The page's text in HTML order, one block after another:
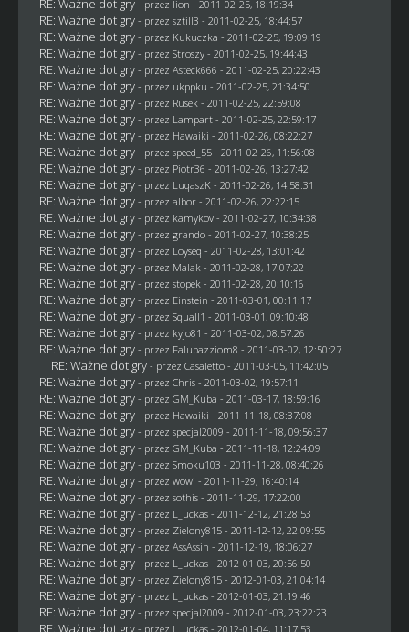
RE: Ważne dot gry - przez lion - 2011-02-25, 18:19:34
RE: Ważne dot gry - przez sztill3 - 2011-02-25, 18:44:57
RE: Ważne dot gry - przez Kukuczka - 2011-02-25, 19:09:19
RE: Ważne dot gry - przez Stroszy- 2011-02-25, 19:44:43
RE: Ważne dot gry - przez Asteck666 - 2011-02-25, 20:22:43
RE: Ważne dot gry - przez ukppku - 2011-02-25, 21:34:50
RE: Ważne dot gry - przez Rusek - 2011-02-25, 22:59:08
RE: Ważne dot gry - przez Lampart- 2011-02-25, 22:59:17
RE: Ważne dot gry - przez Hawaiki - 2011-02-26, 08:22:27
RE: Ważne dot gry - przez speed_55 - 2011-02-26, 11:56:08
RE: Ważne dot gry - przez Piotr36 - 2011-02-26, 13:27:42
RE: Ważne dot gry - przez LuqaszK - 2011-02-26, 14:58:31
RE: Ważne dot gry - przez albor - 2011-02-26, 22:22:15
RE: Ważne dot gry - przez kamykov- 2011-02-27, 10:34:38
RE: Ważne dot gry - przez grando- 2011-02-27, 10:38:25
RE: Ważne dot gry - przez Loyseq - 2011-02-28, 13:01:42
RE: Ważne dot gry - przez Malak - 2011-02-28, 17:07:22
RE: Ważne dot gry - przez stopek - 2011-02-28, 20:10:16
RE: Ważne dot gry - przez Einstein - 2011-03-01, 00:11:17
RE: Ważne dot gry - przez Squall1 - 2011-03-01, 09:10:48
RE: Ważne dot gry - przez kyjo81 - 2011-03-02, 08:57:26
RE: Ważne dot gry - przez Falubazziom8 - 2011-03-02, 12:50:27
RE: Ważne dot gry - przez Casaletto- 2011-03-05, 11:42:05
RE: Ważne dot gry - przez Chris- 2011-03-02, 19:57:11
RE: Ważne dot gry - przez GM_Kuba - 2011-03-17, 18:59:16
RE: Ważne dot gry - przez Hawaiki - 2011-11-18, 08:37:08
RE: Ważne dot gry - przez specjal2009 - 2011-11-18, 09:56:37
RE: Ważne dot gry - przez GM_Kuba - 2011-11-18, 12:24:09
RE: Ważne dot gry - przez Smoku103 - 2011-11-28, 08:40:26
RE: Ważne dot gry - przez wowi - 2011-11-29, 16:40:14
RE: Ważne dot gry - przez sothis- 2011-11-29, 17:22:00
RE: Ważne dot gry - przez L_uckas- 2011-12-12, 21:28:53
RE: Ważne dot gry - przez Zielony815- 2011-12-12, 22:09:55
RE: Ważne dot gry - przez AssAssin - 2011-12-19, 18:06:27
RE: Ważne dot gry - przez L_uckas- 2012-01-03, 20:56:50
RE: Ważne dot gry - przez Zielony815- 2012-01-03, 21:04:14
RE: Ważne dot gry - przez L_uckas- 2012-01-03, 21:19:46
RE: Ważne dot gry - przez specjal2009 - 2012-01-03, 23:22:23
RE: Ważne dot gry - przez L_uckas- 2012-01-04, 11:17:53